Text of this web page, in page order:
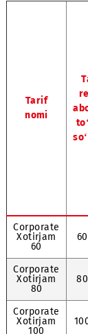
uchun
Corporate
Xotirjam
60